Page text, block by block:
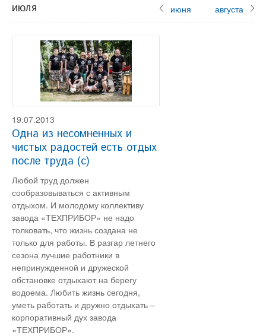
июня августа
июля
19.07.2013
Одна из несомненных и
чистых радостей есть отдых
после труда (с)
Любой труд должен
сообразовываться с активным
отдыхом. И молодому коллективу
завода «ТЕХПРИБОР» не надо
толковать, что жизнь создана не
только для работы. В разгар летнего
сезона лучшие работники в
непринужденной и дружеской
обстановке отдыхают на берегу
водоема. Любить жизнь сегодня,
уметь работать и дружно отдыхать –
корпоративный дух завода
«ТЕХПРИБОР».